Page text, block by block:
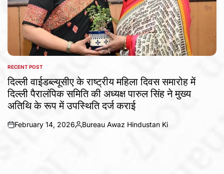
POSTED
IN
RECENT POST
दिल्ली वाईडब्ल्यूसीए के राष्ट्रीय महिला दिवस समारोह में
दिल्ली पैरालंपिक समिति की अध्यक्ष पारुल सिंह ने मुख्य
अतिथि के रूप में उपस्थिति दर्ज कराई
on
February 14, 2026
Posted
Bureau Awaz Hindustan Ki